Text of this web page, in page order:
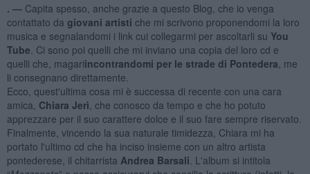
. — Capita spesso, anche grazie a questo Blog, che io venga
contattato da giovani artisti che mi scrivono proponendomi la loro
musica e segnalandomi i link cui collegarmi per ascoltarli su You
Tube . Ci sono poi quelli che mi inviano una copia del loro cd e
quelli che, magariincontrandomi per le strade di Pontedera , me
li consegnano direttamente.
Ecco, quest'ultima cosa mi è successa di recente con una cara
amica, Chiara Jerì , che conosco da tempo e che ho potuto
apprezzare per il suo carattere dolce e il suo fare sempre riservato.
Finalmente, vincendo la sua naturale timidezza, Chiara mi ha
portato l'ultimo cd che ha inciso insieme con un altro artista
pontederese, il chitarrista Andrea Barsali . L'album si intitola